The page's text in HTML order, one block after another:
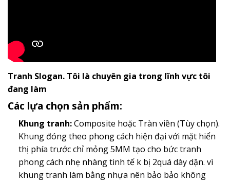
Tranh Slogan. Tôi là chuyên gia trong lĩnh vực tôi
đang làm
Các lựa chọn sản phẩm:
Khung tranh:Composite hoặc Tràn viền (Tùy chọn).
Khung đóng theo phong cách hiện đại với mặt hiển
thị phía trước chỉ mỏng 5MM tạo cho bức tranh
phong cách nhẹ nhàng tinh tế k bị 2quá dày dặn. vì
khung tranh làm bằng nhựa nên bảo bảo không